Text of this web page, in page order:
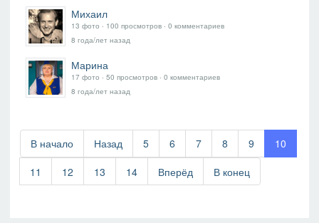
Михаил
13 фото ‧ 100 просмотров ‧ 0 комментариев
8 года/лет назад
Марина
17 фото ‧ 50 просмотров ‧ 0 комментариев
8 года/лет назад
В начало Назад 5 6 7 8 9
10
11
12 13 14 Вперёд В конец